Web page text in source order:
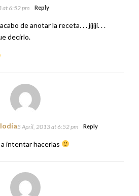
at 6:52 pm Reply
de anotar la receta. . . jijiji. . .
decirlo.
5 April, 2013 at 6:52 pm Reply
intentar hacerlas